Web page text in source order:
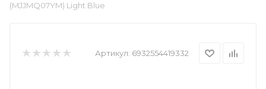
(MJJMQ07YM) Light Blue
Артикул: 6932554419332